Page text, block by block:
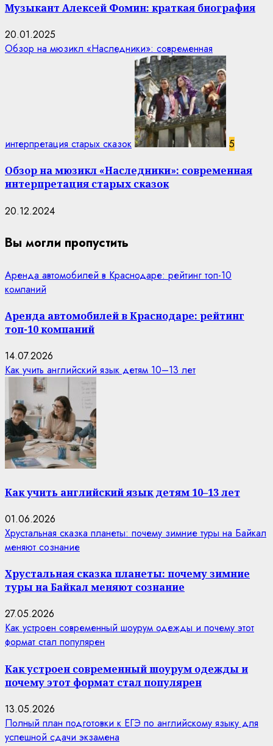
Музыкант Алексей Фомин: краткая биография
20.01.2025
Обзор на мюзикл «Наследники»: современная
интерпретация старых сказок 5
Обзор на мюзикл «Наследники»: современная
интерпретация старых сказок
20.12.2024
Вы могли пропустить
Аренда автомобилей в Краснодаре: рейтинг топ-10
компаний
Аренда автомобилей в Краснодаре: рейтинг
топ-10 компаний
14.07.2026
Как учить английский язык детям 10–13 лет
Как учить английский язык детям 10–13 лет
01.06.2026
Хрустальная сказка планеты: почему зимние туры на Байкал
меняют сознание
Хрустальная сказка планеты: почему зимние
туры на Байкал меняют сознание
27.05.2026
Как устроен современный шоурум одежды и почему этот
формат стал популярен
Как устроен современный шоурум одежды и
почему этот формат стал популярен
13.05.2026
Полный план подготовки к ЕГЭ по английскому языку для
успешной сдачи экзамена